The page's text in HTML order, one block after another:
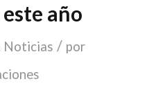
año
Noticias / por